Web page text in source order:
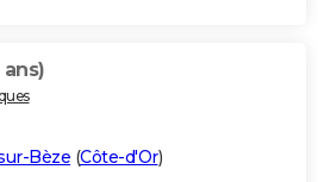
ans)
Bèze (Côte-d'Or)